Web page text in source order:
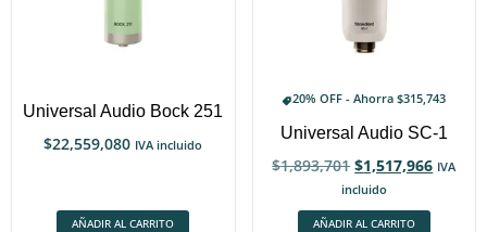
Universal Audio Bock 251
$22,559,080 IVA incluido
AÑADIR AL CARRITO
20% OFF - Ahorra$315,743
Universal Audio SC-1
$1,893,701 $1,517,966 IVA
incluido
AÑADIR AL CARRITO